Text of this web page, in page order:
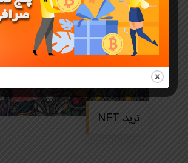
ترید NFT